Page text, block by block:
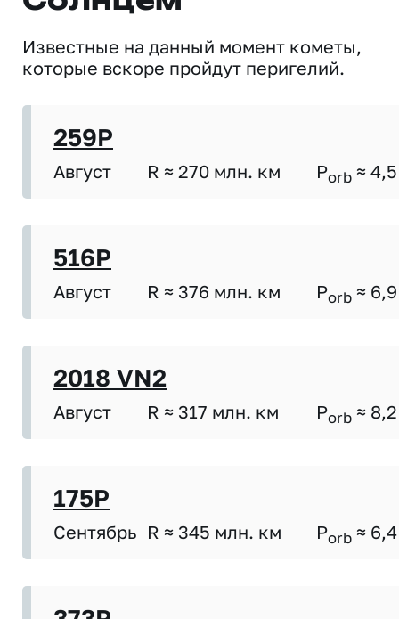
Известные на данный момент кометы,
которые вскоре пройдут перигелий.
259P
Август R ≈ 270 млн. км Porb ≈ 4,5
516P
Август R ≈ 376 млн. км Porb ≈ 6,9
2018 VN2
Август R ≈ 317 млн. км Porb ≈ 8,2
175P
Сентябрь R ≈ 345 млн. км Porb ≈ 6,4